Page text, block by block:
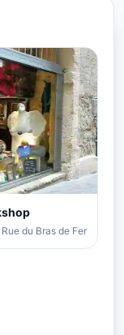
du Bras de Fer